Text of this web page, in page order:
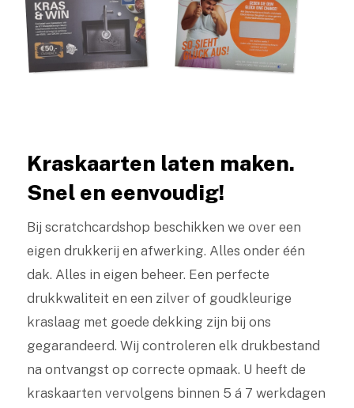
Kraskaarten laten maken.
Snel en eenvoudig!
Bij scratchcardshop beschikken we over een
eigen drukkerij en afwerking. Alles onder één
dak. Alles in eigen beheer. Een perfecte
drukkwaliteit en een zilver of goudkleurige
kraslaag met goede dekking zijn bij ons
gegarandeerd. Wij controleren elk drukbestand
na ontvangst op correcte opmaak. U heeft de
kraskaarten vervolgens binnen 5 á 7 werkdagen